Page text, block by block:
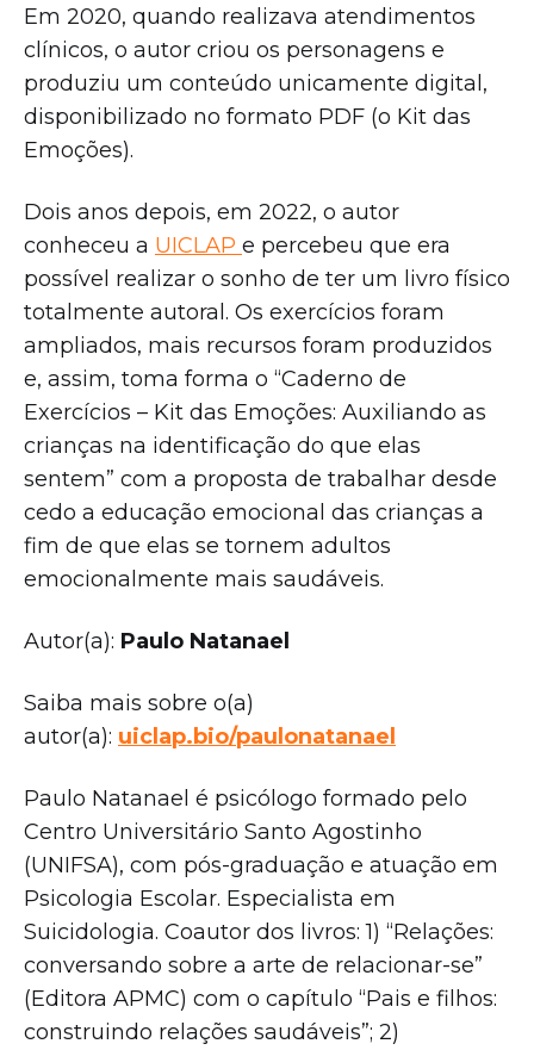
Em 2020, quando realizava atendimentos
clínicos, o autor criou os personagens e
produziu um conteúdo unicamente digital,
disponibilizado no formato PDF (o Kit das
Emoções).
Dois anos depois, em 2022, o autor
conheceu a UICLAP e percebeu que era
possível realizar o sonho de ter um livro físico
totalmente autoral. Os exercícios foram
ampliados, mais recursos foram produzidos
e, assim, toma forma o “Caderno de
Exercícios – Kit das Emoções: Auxiliando as
crianças na identificação do que elas
sentem” com a proposta de trabalhar desde
cedo a educação emocional das crianças a
fim de que elas se tornem adultos
emocionalmente mais saudáveis.
Autor(a): Paulo Natanael
Saiba mais sobre o(a)
autor(a): uiclap.bio/paulonatanael
Paulo Natanael é psicólogo formado pelo
Centro Universitário Santo Agostinho
(UNIFSA), com pós-graduação e atuação em
Psicologia Escolar. Especialista em
Suicidologia. Coautor dos livros: 1) “Relações:
conversando sobre a arte de relacionar-se”
(Editora APMC) com o capítulo “Pais e filhos:
construindo relações saudáveis”; 2)